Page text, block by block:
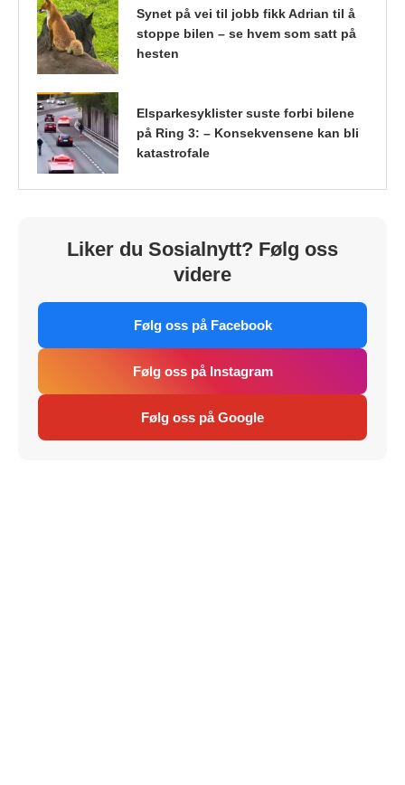
Synet på vei til jobb fikk Adrian til å
stoppe bilen – se hvem som satt på
hesten
Elsparkesyklister suste forbi bilene
på Ring 3: – Konsekvensene kan bli
katastrofale
Liker du Sosialnytt? Følg oss
videre
Følg oss på Facebook
Følg oss på Instagram
Følg oss på Google